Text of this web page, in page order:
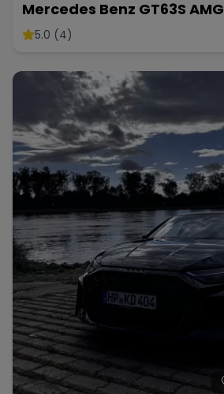
Mercedes Benz GT63S AMG
FACELIFT
5.0 (4)